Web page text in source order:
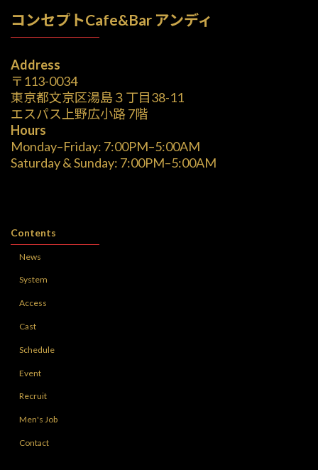
o
o
k
コンセプトCafe&Bar アンディ
Address
〒113-0034
東京都文京区湯島３丁目38-11
エスパス上野広小路 7階
Hours
Monday–Friday: 7:00PM–5:00AM
Saturday & Sunday: 7:00PM–5:00AM
Contents
News
System
Access
Cast
Schedule
Event
Recruit
Men's Job
Contact